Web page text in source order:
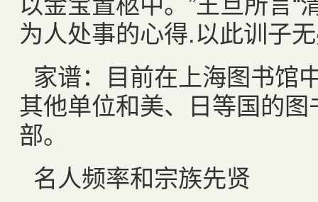
为人处事的心得.以此训子
家谱：目前在上海图书馆
其他单位和美、日等国的
部。
名人频率和宗族先贤